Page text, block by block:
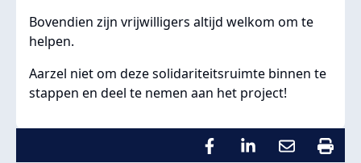
Bovendien zijn vrijwilligers altijd welkom om te
helpen.
Aarzel niet om deze solidariteitsruimte binnen te
stappen en deel te nemen aan het project!